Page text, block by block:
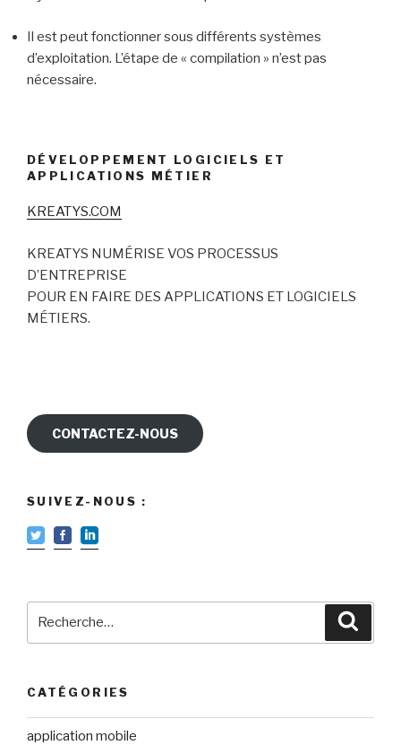
Il est peut fonctionner sous différents systèmes
d’exploitation. L’étape de « compilation » n’est pas
nécessaire.
DÉVELOPPEMENT LOGICIELS ET
APPLICATIONS MÉTIER
KREATYS.COM
KREATYS NUMÉRISE VOS PROCESSUS
D’ENTREPRISE
POUR EN FAIRE DES APPLICATIONS ET LOGICIELS
MÉTIERS.
CONTACTEZ-NOUS
SUIVEZ-NOUS :
CATÉGORIES
application mobile